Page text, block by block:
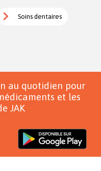
Soins dentaires
au quotidien pour
et les
JAK